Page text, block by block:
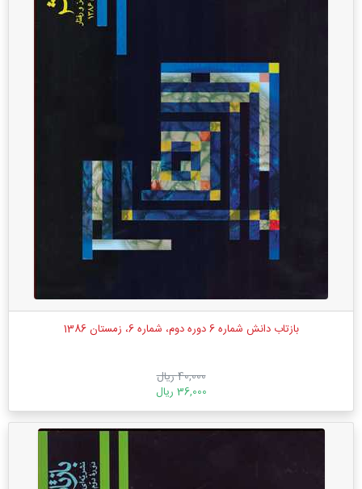
بازتاب دانش شماره 6 دوره دوم، شماره 6، زمستان 1386
40,000 ریال
36,000 ریال